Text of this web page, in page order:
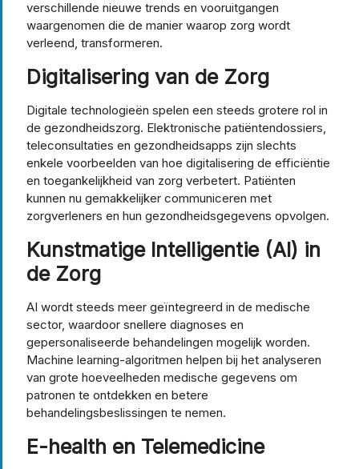
verschillende nieuwe trends en vooruitgangen
waargenomen die de manier waarop zorg wordt
verleend, transformeren.
Digitalisering van de Zorg
Digitale technologieën spelen een steeds grotere rol in
de gezondheidszorg. Elektronische patiëntendossiers,
teleconsultaties en gezondheidsapps zijn slechts
enkele voorbeelden van hoe digitalisering de efficiëntie
en toegankelijkheid van zorg verbetert. Patiënten
kunnen nu gemakkelijker communiceren met
zorgverleners en hun gezondheidsgegevens opvolgen.
Kunstmatige Intelligentie (AI) in
de Zorg
AI wordt steeds meer geïntegreerd in de medische
sector, waardoor snellere diagnoses en
gepersonaliseerde behandelingen mogelijk worden.
Machine learning-algoritmen helpen bij het analyseren
van grote hoeveelheden medische gegevens om
patronen te ontdekken en betere
behandelingsbeslissingen te nemen.
E-health en Telemedicine